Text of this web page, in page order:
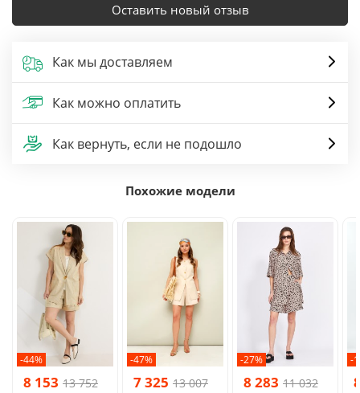
Оставить новый отзыв
Как мы доставляем
Как можно оплатить
Как вернуть, если не подошло
Похожие модели
-44%
8 153 13 752
-47%
7 325 13 007
-27%
8 283 11 032
-